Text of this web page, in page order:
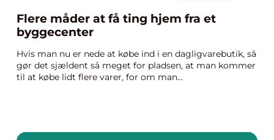
Flere måder at få ting hjem fra et
byggecenter
Hvis man nu er nede at købe ind i en dagligvarebutik, så
gør det sjældent så meget for pladsen, at man kommer
til at købe lidt flere varer, for om man...